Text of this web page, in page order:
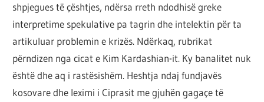
shpjegues të çështjes, ndërsa rreth ndodhisë greke
interpretime spekulative pa tagrin dhe intelektin për ta
artikuluar problemin e krizës. Ndërkaq, rubrikat
përndizen nga cicat e Kim Kardashian-it. Ky banalitet nuk
është dhe aq i rastësishëm. Heshtja ndaj fundjavës
kosovare dhe leximi i Ciprasit me gjuhën gagaçe të